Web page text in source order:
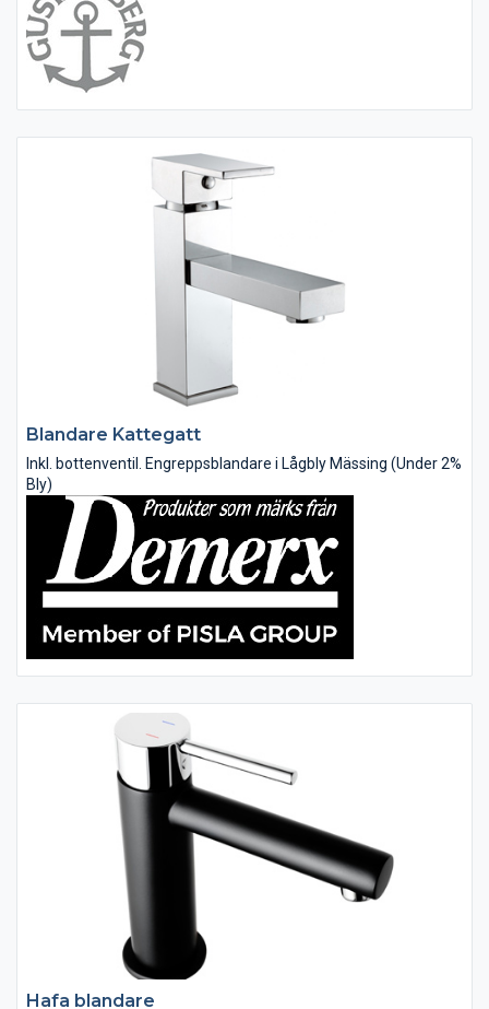
Blandare Kattegatt
Inkl. bottenventil. Engreppsblandare i Lågbly Mässing (Under 2%
Bly)
Hafa blandare